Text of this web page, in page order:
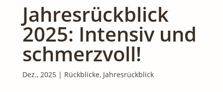
Jahresrückblick
2025: Intensiv und
schmerzvoll!
Dez., 2025| Rückblicke, Jahresrückblick